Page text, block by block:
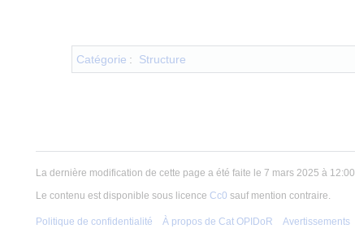
Catégorie : Structure
La dernière modification de cette page a été faite le 7 mars 2025 à 12:00.
Le contenu est disponible sous licence Cc0 sauf mention contraire.
Politique de confidentialité À propos de Cat OPIDoR Avertissements